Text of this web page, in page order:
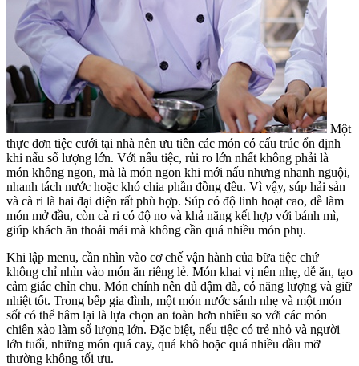
Một
thực đơn tiệc cưới tại nhà nên ưu tiên các món có cấu trúc ổn định
khi nấu số lượng lớn. Với nấu tiệc, rủi ro lớn nhất không phải là
món không ngon, mà là món ngon khi mới nấu nhưng nhanh nguội,
nhanh tách nước hoặc khó chia phần đồng đều. Vì vậy, súp hải sản
và cà ri là hai đại diện rất phù hợp. Súp có độ linh hoạt cao, dễ làm
món mở đầu, còn cà ri có độ no và khả năng kết hợp với bánh mì,
giúp khách ăn thoải mái mà không cần quá nhiều món phụ.
Khi lập menu, cần nhìn vào cơ chế vận hành của bữa tiệc chứ
không chỉ nhìn vào món ăn riêng lẻ. Món khai vị nên nhẹ, dễ ăn, tạo
cảm giác chỉn chu. Món chính nên đủ đậm đà, có năng lượng và giữ
nhiệt tốt. Trong bếp gia đình, một món nước sánh nhẹ và một món
sốt có thể hâm lại là lựa chọn an toàn hơn nhiều so với các món
chiên xào làm số lượng lớn. Đặc biệt, nếu tiệc có trẻ nhỏ và người
lớn tuổi, những món quá cay, quá khô hoặc quá nhiều dầu mỡ
thường không tối ưu.